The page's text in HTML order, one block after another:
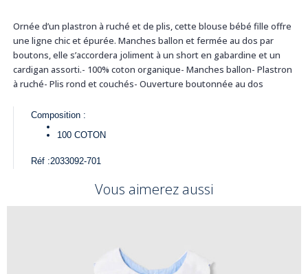
Ornée d’un plastron à ruché et de plis, cette blouse bébé fille offre
une ligne chic et épurée. Manches ballon et fermée au dos par
boutons, elle s’accordera joliment à un short en gabardine et un
cardigan assorti.- 100% coton organique- Manches ballon- Plastron
à ruché- Plis rond et couchés- Ouverture boutonnée au dos
Composition :
100 COTON
Réf :2033092-701
Vous aimerez aussi